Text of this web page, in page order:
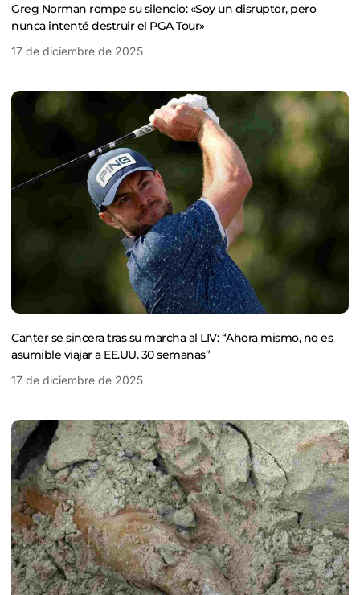
Greg Norman rompe su silencio: «Soy un disruptor, pero
nunca intenté destruir el PGA Tour»
17 de diciembre de 2025
Canter se sincera tras su marcha al LIV: “Ahora mismo, no es
asumible viajar a EE.UU. 30 semanas”
17 de diciembre de 2025